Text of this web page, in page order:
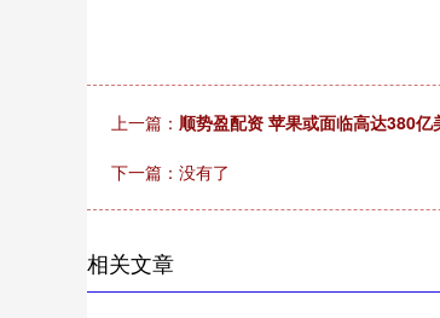
上一篇： 顺势盈配资 苹果或面临高达380
下一篇：没有了
相关文章